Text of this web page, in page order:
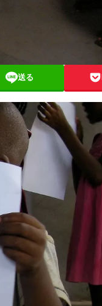
送る